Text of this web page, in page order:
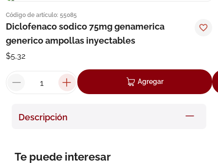
Código de artículo: 55085
Diclofenaco sodico 75mg genamerica
generico ampollas inyectables
$5,32
Agregar
Descripción
Te puede interesar
1. eucerin
cerave
7. isdin
9 nivea